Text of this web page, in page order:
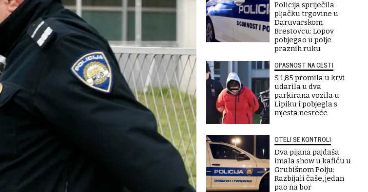
Policija spriječila
pljačku trgovine u
Daruvarskom
Brestovcu: Lopov
pobjegao u polje
praznih ruku
OPASNOST NA CESTI
S 1,85 promila u krvi
udarila u dva
parkirana vozila u
Lipiku i pobjegla s
mjesta nesreće
OTELI SE KONTROLI
Dva pijana pajdaša
imala show u kafiću u
Grubišnom Polju:
Razbijali čaše, jedan
pao na bor